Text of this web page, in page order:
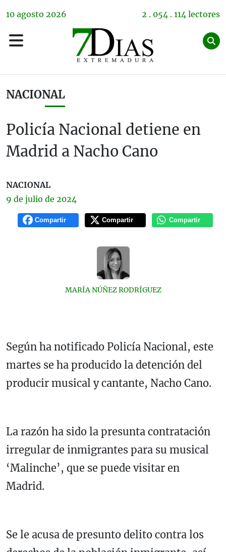
10 agosto 2026 2 . 054 . 114 lectores
NACIONAL
Policía Nacional detiene en
Madrid a Nacho Cano
NACIONAL
9 de julio de 2024
Compartir Compartir Compartir
MARÍA NÚÑEZ RODRÍGUEZ
Según ha notificado Policía Nacional, este
martes se ha producido la detención del
producir musical y cantante, Nacho Cano.
La razón ha sido la presunta contratación
irregular de inmigrantes para su musical
‘Malinche’, que se puede visitar en
Madrid.
Se le acusa de presunto delito contra los